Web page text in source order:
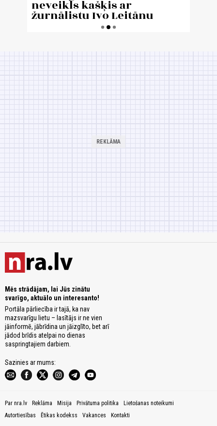
Mēs strādājam, lai Jūs zinātu
svarīgo, aktuālo un interesanto!
Portāla pārliecība ir tajā, ka nav
mazsvarīgu lietu – lasītājs ir ne vien
jāinformē, jābrīdina un jāizglīto, bet arī
jādod brīdis atelpai no dienas
saspringtajiem darbiem.
Sazinies ar mums:
Par nra.lv Reklāma Misija Privātuma politika
Lietošanas noteikumi
Autortiesības
Ētikas kodekss Vakances Kontakti